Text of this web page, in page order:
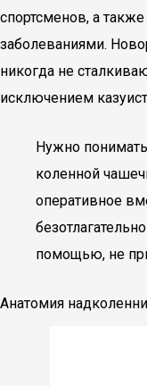
спортсменов, а
заболеваниями.
никогда не
исключением
Нужно
коленной
оперативное
помощью, не
Анатомия